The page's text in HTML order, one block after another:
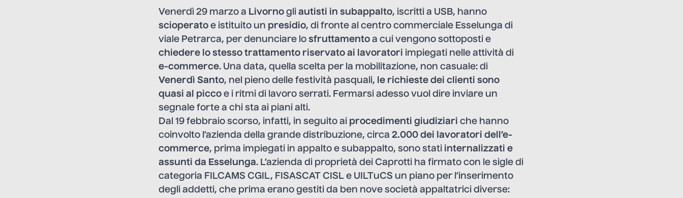
Venerdì 29 marzo a Livorno gli autisti in subappalto, iscritti a USB, hanno
scioperato e istituito un presidio, di fronte al centro commerciale Esselunga di
viale Petrarca, per denunciare lo sfruttamento a cui vengono sottoposti e
chiedere lo stesso trattamento riservato ai lavoratori impiegati nelle attività di
e-commerce. Una data, quella scelta per la mobilitazione, non casuale: di
Venerdì Santo, nel pieno delle festività pasquali, le richieste dei clienti sono
quasi al picco e i ritmi di lavoro serrati. Fermarsi adesso vuol dire inviare un
segnale forte a chi sta ai piani alti.
Dal 19 febbraio scorso, infatti, in seguito ai procedimenti giudiziari che hanno
coinvolto l’azienda della grande distribuzione, circa 2.000 dei lavoratori dell’e-
commerce, prima impiegati in appalto e subappalto, sono stati internalizzati e
assunti da Esselunga. L’azienda di proprietà dei Caprotti ha firmato con le sigle di
categoria FILCAMS CGIL, FISASCAT CISL e UILTuCS un piano per l’inserimento
degli addetti, che prima erano gestiti da ben nove società appaltatrici diverse: